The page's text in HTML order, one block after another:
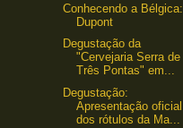
Conhecendo a Bélgica:
Dupont
Degustação da
"Cervejaria Serra de
Três Pontas" em...
Degustação:
Apresentação oficial
dos rótulos da Ma...